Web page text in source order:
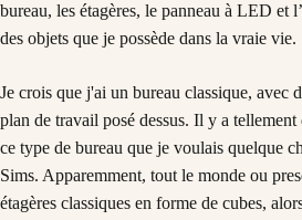
bureau, les étagères, le panneau à LED et
des objets que je possède dans la vraie vie.
Je crois que j'ai un bureau classique, avec
plan de travail posé dessus. Il y a tellement
ce type de bureau que je voulais quelque
Sims. Apparemment, tout le monde ou
étagères classiques en forme de cubes,